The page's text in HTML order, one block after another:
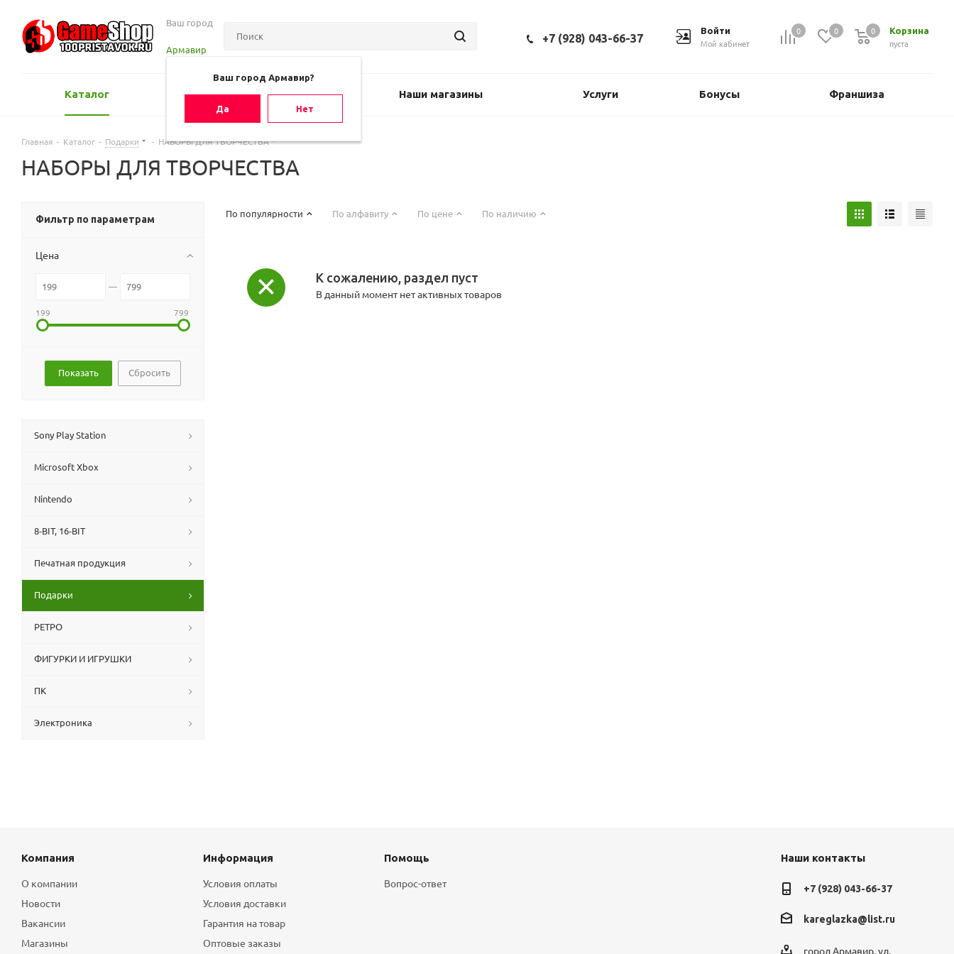
Ваш город
Армавир
Ваш город Армавир?
Да Нет
0 0 Корзина
пуста
0
Войти
Мой кабинет
+7 (928) 043-66-37
Каталог Оценить игру Наши магазины Услуги Бонусы Франшиза
Главная - Каталог - Подарки - НАБОРЫ ДЛЯ ТВОРЧЕСТВА
НАБОРЫ ДЛЯ ТВОРЧЕСТВА
По популярности По алфавиту По цене По наличию
К сожалению, раздел пуст
В данный момент нет активных товаров
Фильтр по параметрам
Цена
199 799
Сбросить
Sony Play Station
Microsoft Xbox
Nintendo
8-BIT, 16-BIT
Печатная продукция
Подарки
РЕТРО
ФИГУРКИ И ИГРУШКИ
ПК
Электроника
Компания
О компании
Новости
Вакансии
Магазины
Информация
Условия оплаты
Условия доставки
Гарантия на товар
Оптовые заказы
Помощь
Вопрос-ответ
Наши контакты
+7 (928) 043-66-37
kareglazka@list.ru
город Армавир, ул.